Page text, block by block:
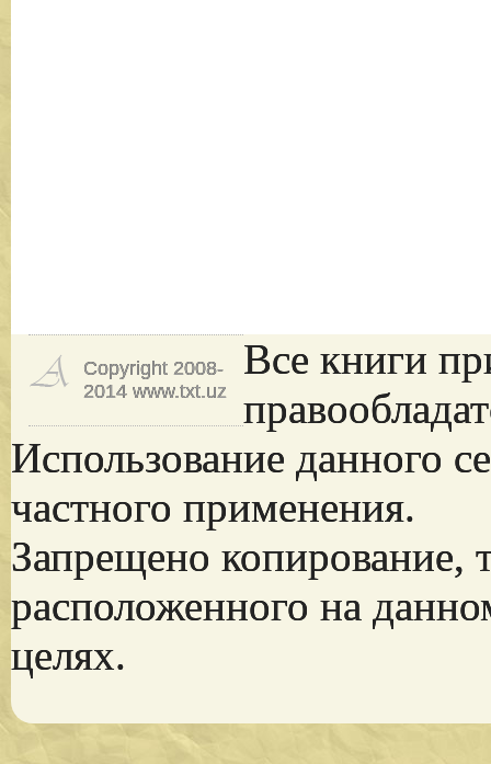
Copyright 2008-
2014 www.txt.uz
Все книги
Использование данного
частного применения.
Запрещено копирование,
расположенного на
целях.